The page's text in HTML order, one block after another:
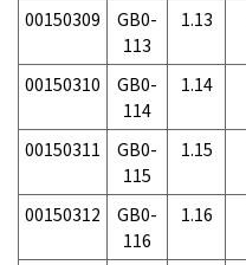
00150309
GB0-
113
1.13
00150310
GB0-
114
1.14
00150311
GB0-
115
1.15
00150312
GB0-
116
1.16